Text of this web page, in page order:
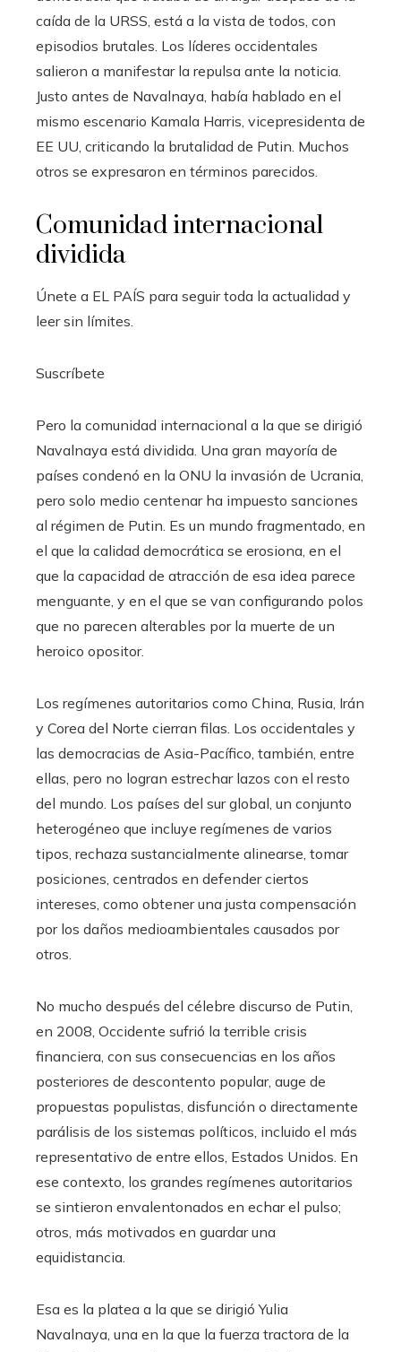
caída de la URSS, está a la vista de todos, con
episodios brutales. Los líderes occidentales
salieron a manifestar la repulsa ante la noticia.
Justo antes de Navalnaya, había hablado en el
mismo escenario Kamala Harris, vicepresidenta de
EE UU, criticando la brutalidad de Putin. Muchos
otros se expresaron en términos parecidos.
Comunidad internacional
dividida
Únete a EL PAÍS para seguir toda la actualidad y
leer sin límites.
Suscríbete
Pero la comunidad internacional a la que se dirigió
Navalnaya está dividida. Una gran mayoría de
países condenó en la ONU la invasión de Ucrania,
pero solo medio centenar ha impuesto sanciones
al régimen de Putin. Es un mundo fragmentado, en
el que la calidad democrática se erosiona, en el
que la capacidad de atracción de esa idea parece
menguante, y en el que se van configurando polos
que no parecen alterables por la muerte de un
heroico opositor.
Los regímenes autoritarios como China, Rusia, Irán
y Corea del Norte cierran filas. Los occidentales y
las democracias de Asia-Pacífico, también, entre
ellas, pero no logran estrechar lazos con el resto
del mundo. Los países del sur global, un conjunto
heterogéneo que incluye regímenes de varios
tipos, rechaza sustancialmente alinearse, tomar
posiciones, centrados en defender ciertos
intereses, como obtener una justa compensación
por los daños medioambientales causados por
otros.
No mucho después del célebre discurso de Putin,
en 2008, Occidente sufrió la terrible crisis
financiera, con sus consecuencias en los años
posteriores de descontento popular, auge de
propuestas populistas, disfunción o directamente
parálisis de los sistemas políticos, incluido el más
representativo de entre ellos, Estados Unidos. En
ese contexto, los grandes regímenes autoritarios
se sintieron envalentonados en echar el pulso;
otros, más motivados en guardar una
equidistancia.
Esa es la platea a la que se dirigió Yulia
Navalnaya, una en la que la fuerza tractora de la